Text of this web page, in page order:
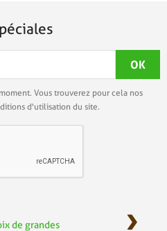
Vous trouverez pour cela nos
d'utilisation du site.
de grandes ›